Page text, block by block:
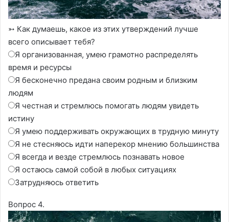
➳ Как думаешь, какое из этих утверждений лучше
всего описывает тебя?
Я организованная, умею грамотно распределять
время и ресурсы
Я бесконечно предана своим родным и близким
людям
Я честная и стремлюсь помогать людям увидеть
истину
Я умею поддерживать окружающих в трудную минуту
Я не стесняюсь идти наперекор мнению большинства
Я всегда и везде стремлюсь познавать новое
Я остаюсь самой собой в любых ситуациях
Затрудняюсь ответить
Вопрос 4.